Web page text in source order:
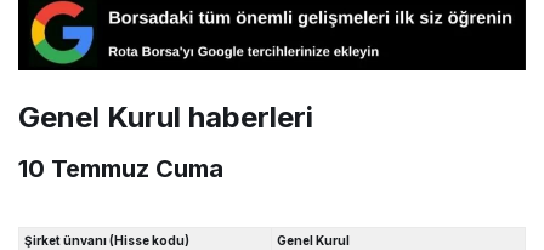
Genel Kurul haberleri
10 Temmuz Cuma
Şirket ünvanı (Hisse kodu)
Genel Kurul